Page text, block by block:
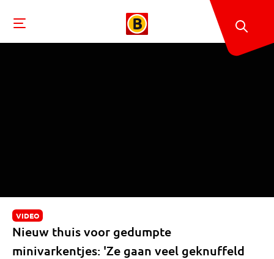
VIDEO
Nieuw thuis voor gedumpte
minivarkentjes: 'Ze gaan veel geknuffeld